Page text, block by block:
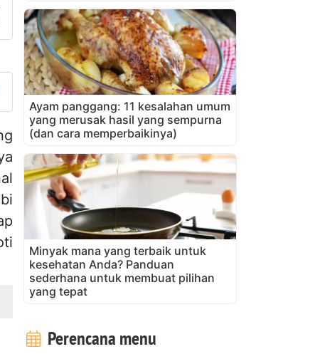
teman
ini pertanyaan kepada
foto Anda dari resep
Ayam panggang: 11 kesalahan umum
yang merusak hasil yang sempurna
(dan cara memperbaikinya)
Minyak mana yang terbaik untuk
kesehatan Anda? Panduan
sederhana untuk membuat pilihan
yang tepat
Perencana menu